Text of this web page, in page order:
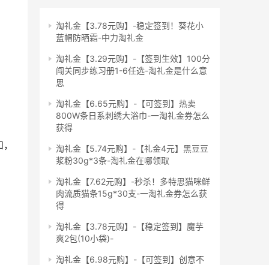
淘礼金【3.78元购】-稳定签到！葵花小
蓝帽防晒霜-中力淘礼金
淘礼金【3.29元购】-【签到生效】100分
闯关同步练习册1-6任选-淘礼金是什么意
思
淘礼金【6.65元购】-【可签到】热卖
800W条日系刺绣大浴巾-一淘礼金券怎么
获得
淘礼金【5.74元购】-【礼金4元】黑豆豆
浆粉30g*3条-淘礼金在哪领取
淘礼金【7.62元购】-秒杀！多特思猫咪鲜
肉流质猫条15g*30支-一淘礼金券怎么获
得
淘礼金【3.78元购】-【稳定签到】魔芋
爽2包(10小袋)-
淘礼金【6.98元购】-【可签到】创意不